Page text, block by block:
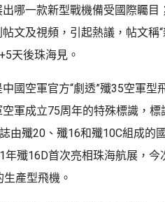
哪一款新型戰機備受國際矚目
文及視頻，引起熱議，帖文稱
天後珠海見。
國空軍官方“劇透”殲35空軍型
軍成立75周年的特殊標識，
由殲20、殲16和殲10C組成的
年殲16D首次亮相珠海航展，
產型飛機。